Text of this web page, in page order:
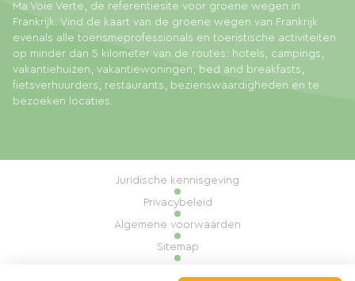
Ma Voie Verte, de referentiesite voor groene wegen in
Frankrijk. Vind de kaart van de groene wegen van Frankrijk
evenals alle toerismeprofessionals en toeristische activiteiten
op minder dan 5 kilometer van de routes: hotels, campings,
vakantiehuizen, vakantiewoningen, bed and breakfasts,
fietsverhuurders, restaurants, bezienswaardigheden en te
bezoeken locaties.
Juridische kennisgeving
Privacybeleid
Algemene voorwaarden
Sitemap